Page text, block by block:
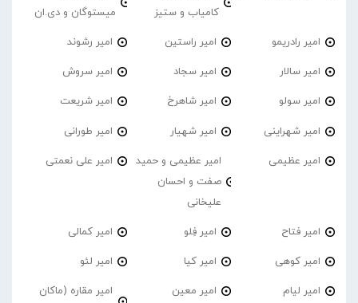
کامیاب و ستیز
میستوگان و دی.ان
امیر رادریمو امیر راستین امیر رشوند
امیر سالار امیر سجاد امیر سروش
امیر سولو امیر شاهرخ امیر شریعت
امیر شهراینی امیر شهیار امیر طورانی
امیر عظیمی
امیر عظیمی و حمید
صفت و احسان
علیخانی
امیر علی نعمتی
امیر فتاح امیر فِلو امیر کمالی
امیر کوهی امیر کیا امیر لئو
امیر لیام امیر معین
امیر مقاره (ماکان